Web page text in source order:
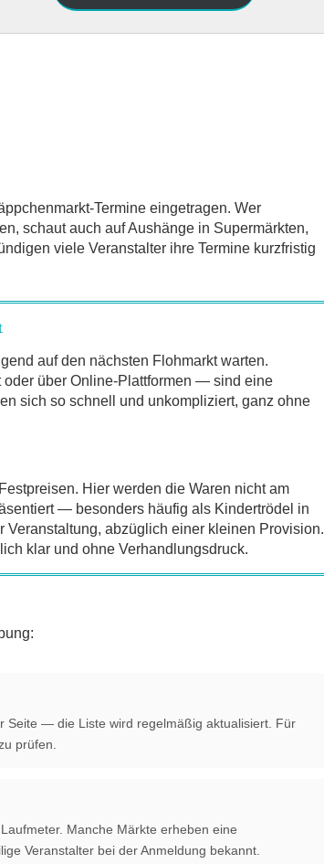
Termine eingetragen. Wer
schaut auch auf Aushänge in Supermärkten,
viele Veranstalter ihre Termine kurzfristig
auf den nächsten Flohmarkt warten.
über Online-Plattformen — sind eine
sich so schnell und unkompliziert, ganz ohne
Hier werden die Waren nicht am
— besonders häufig als Kindertrödel in
abzüglich einer kleinen Provision.
klar und ohne Verhandlungsdruck.
Seite — die Liste wird regelmäßig aktualisiert. Für
prüfen.
Manche Märkte erheben eine
Veranstalter bei der Anmeldung bekannt.